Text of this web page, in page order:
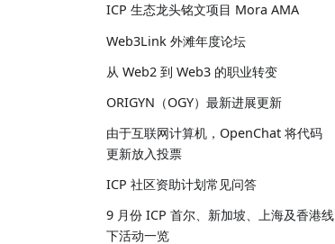
ICP 生态龙头铭文项目 Mora AMA
Web3Link 外滩年度论坛
从 Web2 到 Web3 的职业转变
ORIGYN（OGY）最新进展更新
由于互联网计算机，OpenChat 将代码
更新放入投票
ICP 社区资助计划常见问答
9 月份 ICP 首尔、新加坡、上海及香港线
下活动一览